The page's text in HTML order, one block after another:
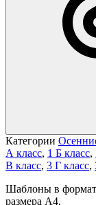
Категории
А класс, 1 Б класс,
В класс, 3 Г класс,
Шаблоны в
размера А4.